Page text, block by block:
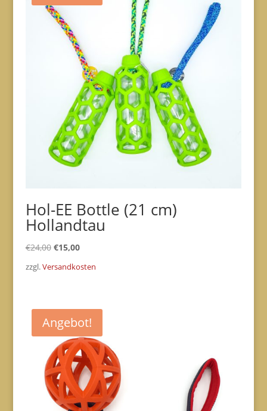
Hol-EE Bottle (21 cm)
Hollandtau
€24,00 Ursprünglicher
€15,00Aktueller
zzgl.Versandkosten
Angebot!